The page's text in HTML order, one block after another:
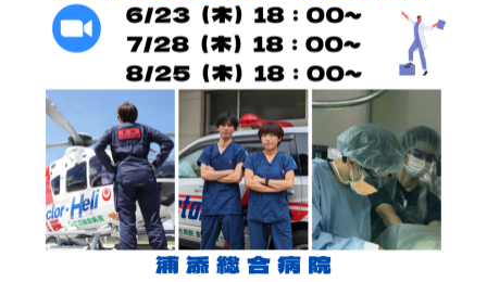
ン科
臨床検査
病理診断
科
緩和ケア 麻酔科